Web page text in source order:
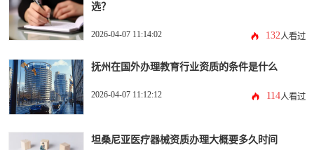
选？
2026-04-07 11:14:02 132人看过
抚州在国外办理教育行业资质的条件是什么
2026-04-07 11:12:12 114人看过
坦桑尼亚医疗器械资质办理大概要多久时间